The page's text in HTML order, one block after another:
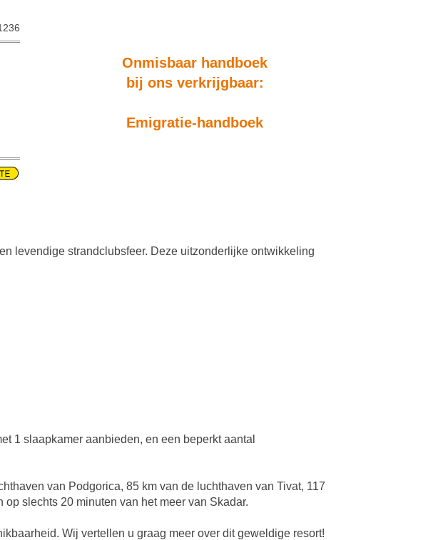
Onmisbaar handboek
bij ons verkrijgbaar:
Emigratie-handboek
levendige strandclubsfeer. Deze uitzonderlijke ontwikkeling
1 slaapkamer aanbieden, en een beperkt aantal
van Podgorica, 85 km van de luchthaven van Tivat, 117
slechts 20 minuten van het meer van Skadar.
Wij vertellen u graag meer over dit geweldige resort!